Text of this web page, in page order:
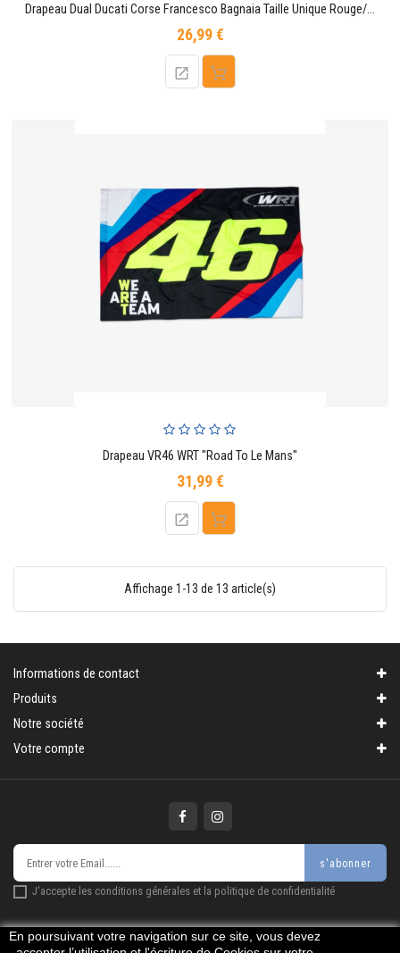
En poursuivant votre navigation sur ce site, vous devez
Drapeau Dual Ducati Corse Francesco Bagnaia Taille Unique Rouge/Noir
26,99 €Prix
Drapeau VR46 WRT "Road To Le Mans"
31,99 €Prix
Affichage 1-13 de 13 article(s)
Informations de contact
Produits
Notre société
Votre compte
s'abonner
J'accepte les conditions générales et la politique de confidentialité